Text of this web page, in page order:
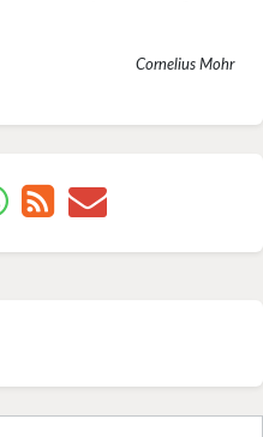
Cornelius Mohr